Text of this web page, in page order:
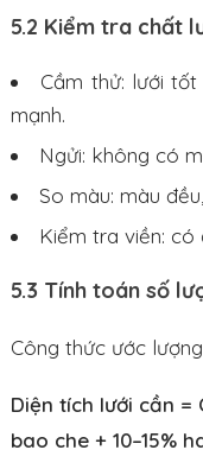
5.2 Kiểm tra chất
Cầm thử: lưới
mạnh.
Ngửi: không có
So màu: màu
Kiểm tra viền:
5.3 Tính toán số
Công thức ước
Diện tích lưới cần =
bao che + 10–15%